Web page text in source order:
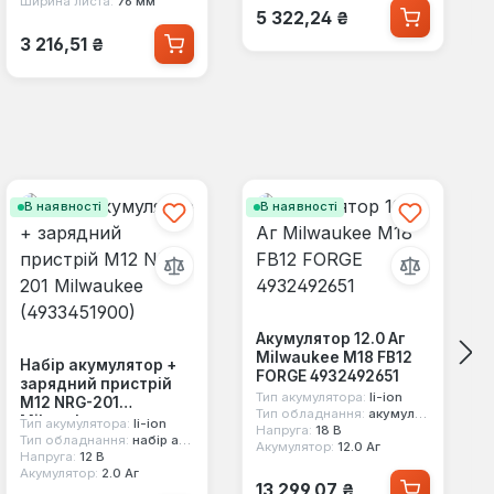
Звичайна ціна:
3 216,51 ₴
Звичайна ціна:
5 322,24 ₴
В наявності
Набір акумулятор +
зарядний пристрій
M12 NRG-201
Milwaukee
(4933451900)
Тип акумулятора: li-ion
Тип обладнання: набір акумуляторів для ел.інструменту
Напруга: 12 В
Акумулятор: 2.0 Аг
В наявності
Акумулятор 12.0 Аг
Milwaukee M18 FB12
FORGE 4932492651
Тип акумулятора: li-ion
Тип обладнання: акумулятор для ел.інструменту
Напруга: 18 В
Акумулятор: 12.0 Аг
Звичайна ціна: